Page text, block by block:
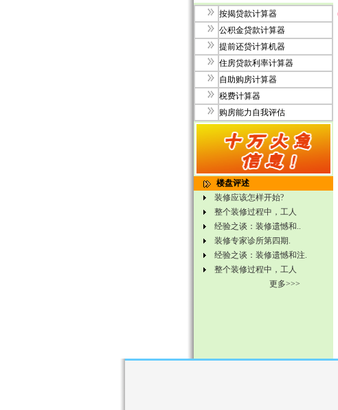
按揭贷款计算器
公积金贷款计算器
提前还贷计算机器
住房贷款利率计算器
自助购房计算器
税费计算器
购房能力自我评估
楼盘评述
装修应该怎样开始?
整个装修过程中，工人
经验之谈：装修遗憾和..
装修专家诊所第四期.
经验之谈：装修遗憾和注.
整个装修过程中，工人
更多>>>